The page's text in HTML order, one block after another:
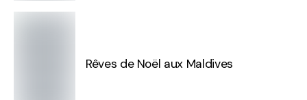
Rêves de Noël aux Maldives